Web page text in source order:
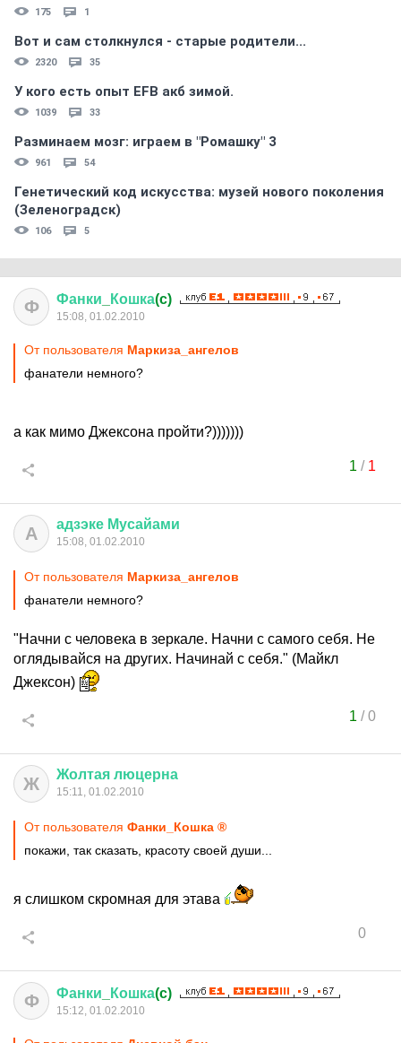
175 1
Вот и сам столкнулся - старые родители...
2320 35
У кого есть опыт EFB акб зимой.
1039 33
Разминаем мозг: играем в "Ромашку" 3
961 54
Генетический код искусства: музей нового поколения
(Зеленоградск)
106 5
Ф Фанки Кошка(c)
15:08, 01.02.2010
От пользователя Маркиза_ангелов
фанатели немного?
а как мимо Джексона пройти?)))))))
1 / 1
А адзэке Мусайами
15:08, 01.02.2010
От пользователя Маркиза_ангелов
фанатели немного?
"Начни с человека в зеркале. Начни с самого себя. Не
оглядывайся на других. Начинай с себя." (Майкл
Джексон)
1 /0
Ж Жолтая люцерна
15:11, 01.02.2010
От пользователя Фанки_Кошка ®
покажи, так сказать, красоту своей души...
я слишком скромная для этава
0
Ф Фанки Кошка(c)
15:12, 01.02.2010